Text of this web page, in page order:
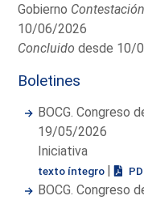
Gobierno Contestación
10/06/2026
Concluido desde 10/
Boletines
BOCG. Congreso
19/05/2026
Iniciativa
texto íntegro |
BOCG. Congreso